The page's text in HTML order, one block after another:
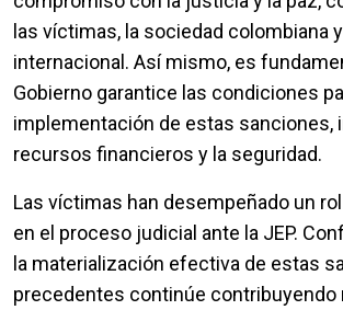
las víctimas, la sociedad colombiana
internacional. Así mismo, es
Gobierno garantice las condiciones
implementación de estas sanciones,
recursos financieros y la seguridad.
Las víctimas han desempeñado un
en el proceso judicial ante la JEP.
la materialización efectiva de estas
precedentes continúe contribuyendo